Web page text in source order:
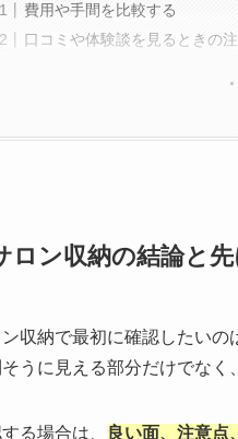
費用や手間を比較する
口コミや体験談を見るときの
ロン収納の結論と
ン収納で最初に確認したい
うに見える部分だけでなく
る場合は、 良い面、注意